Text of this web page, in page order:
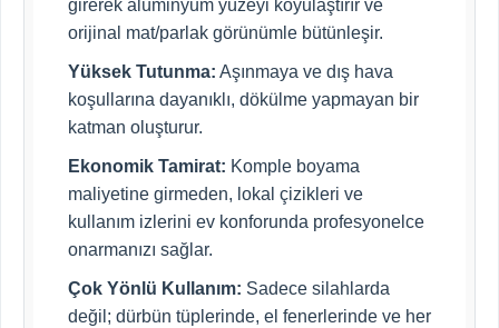
girerek alüminyum yüzeyi koyulaştırır ve
orijinal mat/parlak görünümle bütünleşir.
Yüksek Tutunma: Aşınmaya ve dış hava
koşullarına dayanıklı, dökülme yapmayan bir
katman oluşturur.
Ekonomik Tamirat: Komple boyama
maliyetine girmeden, lokal çizikleri ve
kullanım izlerini ev konforunda profesyonelce
onarmanızı sağlar.
Çok Yönlü Kullanım: Sadece silahlarda
değil; dürbün tüplerinde, el fenerlerinde ve her